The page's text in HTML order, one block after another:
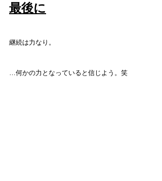
最後に
継続は力なり。
…何かの力となっていると信じよう。笑